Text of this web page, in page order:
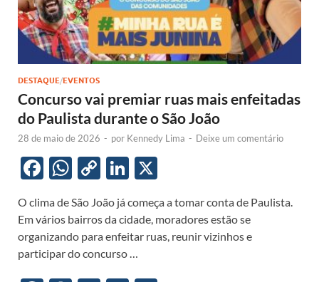
DESTAQUE/EVENTOS
Concurso vai premiar ruas mais enfeitadas
do Paulista durante o São João
28 de maio de 2026 - por Kennedy Lima - Deixe um comentário
F
e
b
o
W
at
s
A
C
p
y
Li
Li
k
e
dI
O clima de São João já começa a tomar conta de Paulista.
Em vários bairros da cidade, moradores estão se
organizando para enfeitar ruas, reunir vizinhos e
participar do concurso …